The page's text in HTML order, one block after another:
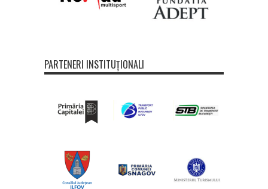
PARTENERI INSTITUȚIONALI